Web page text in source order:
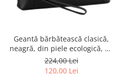
Geantă bărbătească clasică,
neagră, din piele ecologică, cu
fermoar - Rovicky PTR-R-SDR-
01-1631 BLACK
224,00 Lei
120,00 Lei